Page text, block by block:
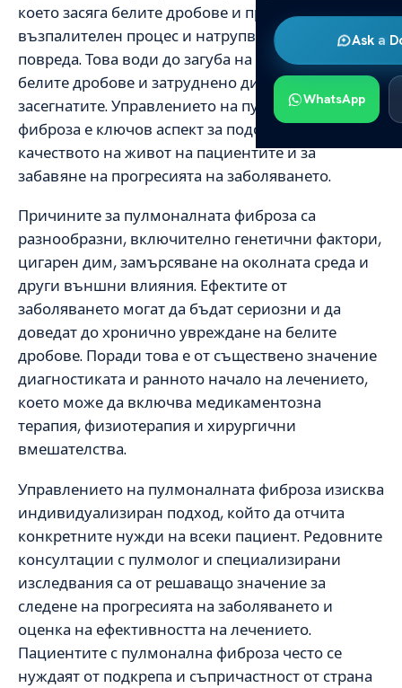
Ask a
WhatsApp
което засяга белите дробове и предизвиква
възпалителен процес и натрупване на тъканна
повреда. Това води до загуба на функция на
белите дробове и затруднено дишане за
засегнатите. Управлението на пулмоналната
фиброза е ключов аспект за подобряване на
качеството на живот на пациентите и за
забавяне на прогресията на заболяването.
Причините за пулмоналната фиброза са
разнообразни, включително генетични фактори,
цигарен дим, замърсяване на околната среда и
други външни влияния. Ефектите от
заболяването могат да бъдат сериозни и да
доведат до хронично увреждане на белите
дробове. Поради това е от съществено значение
диагностиката и ранното начало на лечението,
което може да включва медикаментозна
терапия, физиотерапия и хирургични
вмешателства.
Управлението на пулмоналната фиброза изисква
индивидуализиран подход, който да отчита
конкретните нужди на всеки пациент. Редовните
консултации с пулмолог и специализирани
изследвания са от решаващо значение за
следене на прогресията на заболяването и
оценка на ефективността на лечението.
Пациентите с пулмонална фиброза често се
нуждаят от подкрепа и съпричастност от страна